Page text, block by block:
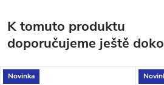
K tomuto produktu
doporučujeme ještě
Novinka